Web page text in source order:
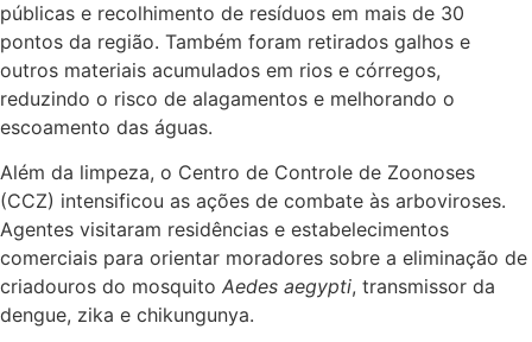
públicas e recolhimento de resíduos em mais de 30
pontos da região. Também foram retirados galhos e
outros materiais acumulados em rios e córregos,
reduzindo o risco de alagamentos e melhorando o
escoamento das águas.
Além da limpeza, o Centro de Controle de Zoonoses
(CCZ) intensificou as ações de combate às arboviroses.
Agentes visitaram residências e estabelecimentos
comerciais para orientar moradores sobre a eliminação de
criadouros do mosquito Aedes aegypti, transmissor da
dengue, zika e chikungunya.